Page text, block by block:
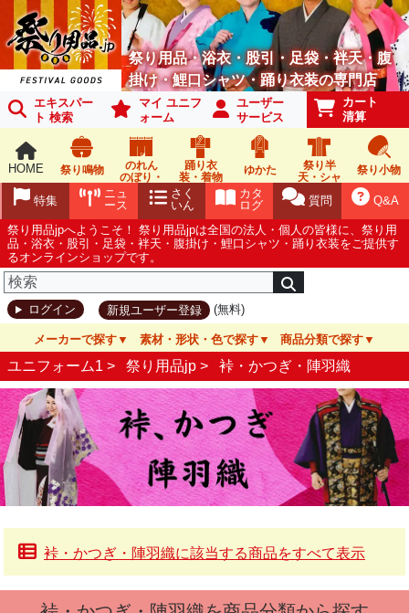
祭り用品・浴衣・股引・足袋・袢天・腹
掛け・鯉口シャツ・踊り衣装の専門店
エキスパー
ト 検索
マイ ユニフ
ォーム
ユーザー
サービス
カート
清算
HOME 祭り鳴物
のれん
のぼり・
踊り衣
装・着物
ゆかた
祭り半
天・シャ
祭り小物
Q&A
質問
カタ
ログ
さく
いん
ニュ
ース
特集
祭り用品jpへようこそ！ 祭り用品jpは全国の法人・個人の皆様に、祭り用
品・浴衣・股引・足袋・袢天・腹掛け・鯉口シャツ・踊り衣装をご提供す
るオンラインショップです。
ログイン 新規ユーザー登録 (無料)
メーカーで探す 素材・形状・色で探す 商品分類で探す
ユニフォーム1 > 祭り用品jp > 裃・かつぎ・陣羽織
裃・かつぎ・陣羽織に該当する商品をすべて表示